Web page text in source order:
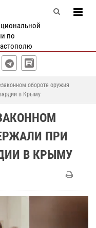
по
обороте оружия
в Крыму
ПРИ
В КРЫМУ